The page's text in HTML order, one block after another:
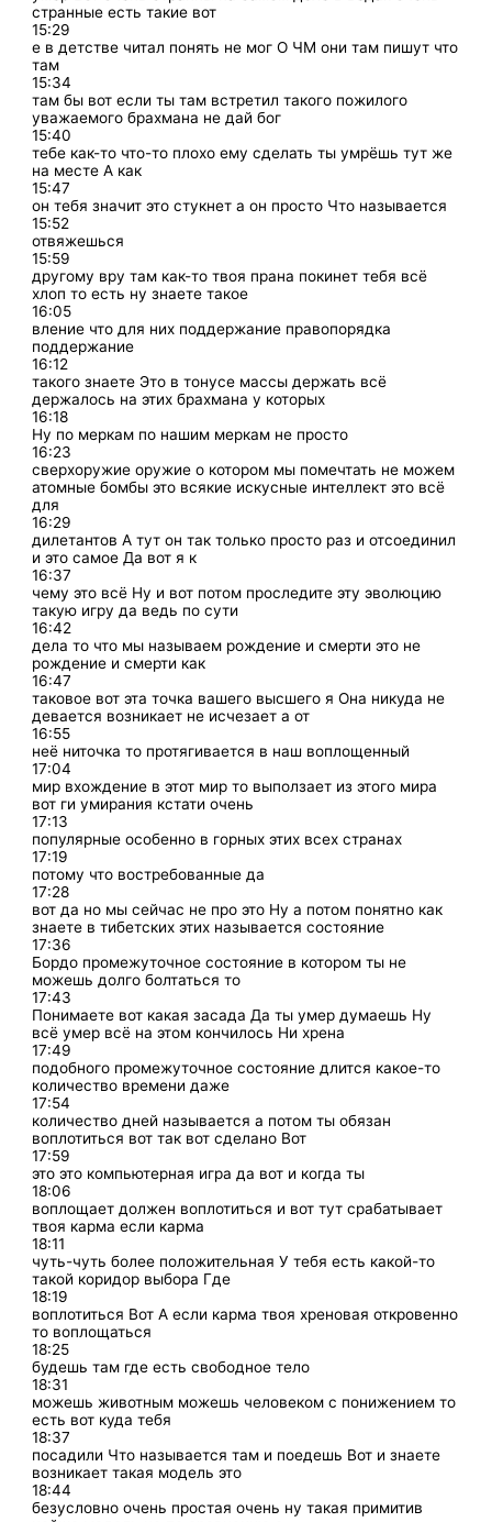
странные есть такие вот
15:29
е в детстве читал понять не мог О ЧМ они там пишут что
там
15:34
там бы вот если ты там встретил такого пожилого
уважаемого брахмана не дай бог
15:40
тебе как-то что-то плохо ему сделать ты умрёшь тут же
на месте А как
15:47
он тебя значит это стукнет а он просто Что называется
15:52
отвяжешься
15:59
другому вру там как-то твоя прана покинет тебя всё
хлоп то есть ну знаете такое
16:05
вление что для них поддержание правопорядка
поддержание
16:12
такого знаете Это в тонусе массы держать всё
держалось на этих брахмана у которых
16:18
Ну по меркам по нашим меркам не просто
16:23
сверхоружие оружие о котором мы помечтать не можем
атомные бомбы это всякие искусные интеллект это всё
для
16:29
дилетантов А тут он так только просто раз и отсоединил
и это самое Да вот я к
16:37
чему это всё Ну и вот потом проследите эту эволюцию
такую игру да ведь по сути
16:42
дела то что мы называем рождение и смерти это не
рождение и смерти как
16:47
таковое вот эта точка вашего высшего я Она никуда не
девается возникает не исчезает а от
16:55
неё ниточка то протягивается в наш воплощенный
17:04
мир вхождение в этот мир то выползает из этого мира
вот ги умирания кстати очень
17:13
популярные особенно в горных этих всех странах
17:19
потому что востребованные да
17:28
вот да но мы сейчас не про это Ну а потом понятно как
знаете в тибетских этих называется состояние
17:36
Бордо промежуточное состояние в котором ты не
можешь долго болтаться то
17:43
Понимаете вот какая засада Да ты умер думаешь Ну
всё умер всё на этом кончилось Ни хрена
17:49
подобного промежуточное состояние длится какое-то
количество времени даже
17:54
количество дней называется а потом ты обязан
воплотиться вот так вот сделано Вот
17:59
это это компьютерная игра да вот и когда ты
18:06
воплощает должен воплотиться и вот тут срабатывает
твоя карма если карма
18:11
чуть-чуть более положительная У тебя есть какой-то
такой коридор выбора Где
18:19
воплотиться Вот А если карма твоя хреновая откровенно
то воплощаться
18:25
будешь там где есть свободное тело
18:31
можешь животным можешь человеком с понижением то
есть вот куда тебя
18:37
посадили Что называется там и поедешь Вот и знаете
возникает такая модель это
18:44
безусловно очень простая очень ну такая примитив